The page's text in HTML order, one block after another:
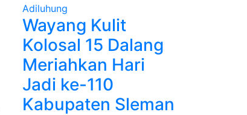
Adiluhung
Wayang Kulit
Kolosal 15 Dalang
Meriahkan Hari
Jadi ke-110
Kabupaten Sleman